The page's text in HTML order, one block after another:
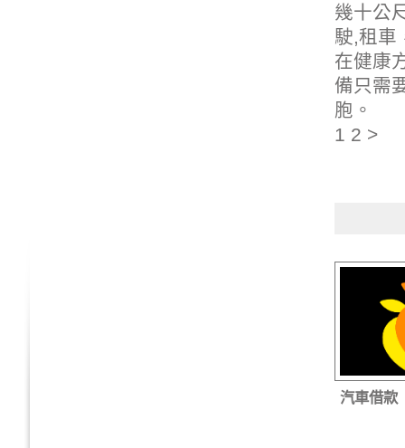
幾十公
駛,租車
在健康
備只需
胞。
1 2 >
汽車借款